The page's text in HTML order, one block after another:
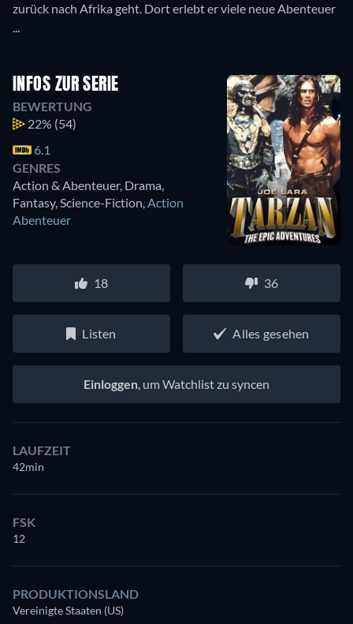
zurück nach Afrika geht. Dort erlebt er viele neue Abenteuer
INFOS ZUR SERIE
BEWERTUNG
22% (54)
6.1
GENRES
Action & Abenteuer, Drama,
Fantasy, Science-Fiction Action
Abenteuer
18 36
Listen Alles gesehen
Einloggen , um Watchlist zu syncen
LAUFZEIT
42min
FSK
12
PRODUKTIONSLAND
Vereinigte Staaten (US)